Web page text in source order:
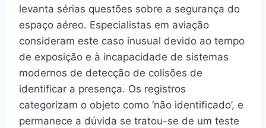
levanta sérias questões sobre a segurança do
espaço aéreo. Especialistas em aviação
consideram este caso inusual devido ao tempo
de exposição e à incapacidade de sistemas
modernos de detecção de colisões de
identificar a presença. Os registros
categorizam o objeto como ‘não identificado’, e
permanece a dúvida se tratou-se de um teste